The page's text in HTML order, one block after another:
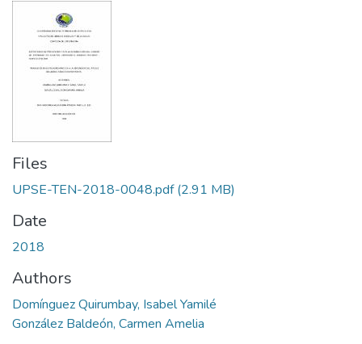
Files
UPSE-TEN-2018-0048.pdf(2.91 MB)
Date
2018
Authors
Domínguez Quirumbay, Isabel Yamilé
González Baldeón, Carmen Amelia